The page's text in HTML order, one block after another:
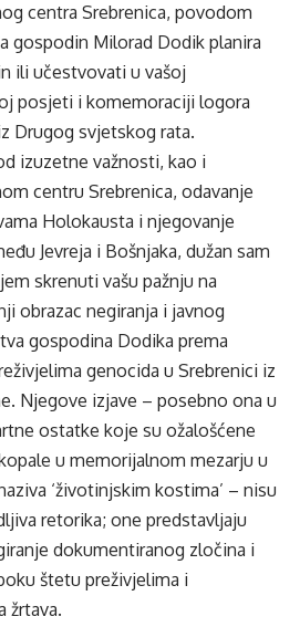
centra Srebrenica, povodom
gospodin Milorad Dodik planira
ili učestvovati u vašoj
posjeti i komemoraciji logora
Drugog svjetskog rata.
izuzetne važnosti, kao i
centru Srebrenica, odavanje
Holokausta i njegovanje
Jevreja i Bošnjaka, dužan sam
skrenuti vašu pažnju na
obrazac negiranja i javnog
gospodina Dodika prema
genocida u Srebrenici iz
Njegove izjave – posebno ona u
ostatke koje su ožalošćene
u memorijalnom mezarju u
‘životinjskim kostima’ – nisu
retorika; one predstavljaju
dokumentiranog zločina i
štetu preživjelima i
žrtava.